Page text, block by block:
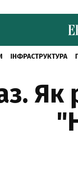
ІНФРАСТРУКТУРА